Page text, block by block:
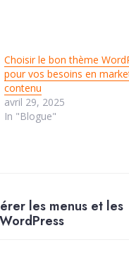
Choisir le bon thème
pour vos besoins en
contenu
avril 29, 2025
In "Blogue"
les menus et les